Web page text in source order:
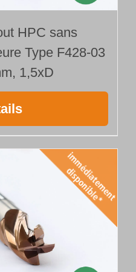
HPC sans
Type F428-03
1,5xD